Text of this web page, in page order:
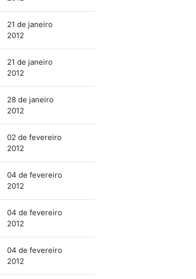
21 de janeiro
2012
21 de janeiro
2012
28 de janeiro
2012
02 de fevereiro
2012
04 de fevereiro
2012
04 de fevereiro
2012
04 de fevereiro
2012